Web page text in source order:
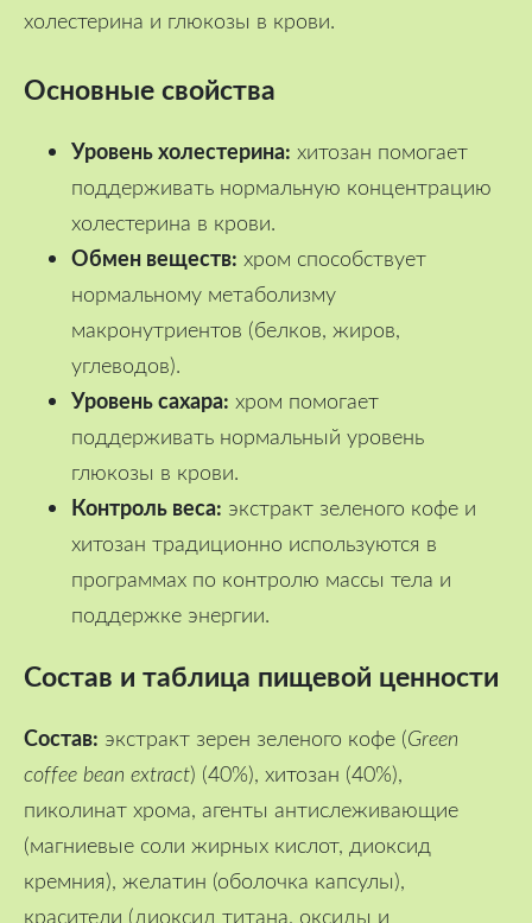
холестерина и глюкозы в крови.
Основные свойства
Уровень холестерина: хитозан помогает
поддерживать нормальную концентрацию
холестерина в крови.
Обмен веществ: хром способствует
нормальному метаболизму
макронутриентов (белков, жиров,
углеводов).
Уровень сахара: хром помогает
поддерживать нормальный уровень
глюкозы в крови.
Контроль веса: экстракт зеленого кофе и
хитозан традиционно используются в
программах по контролю массы тела и
поддержке энергии.
Состав и таблица пищевой ценности
Состав: экстракт зерен зеленого кофе (Green
coffee bean extract) (40%), хитозан (40%),
пиколинат хрома, агенты антислеживающие
(магниевые соли жирных кислот, диоксид
кремния), желатин (оболочка капсулы),
красители (диоксид титана, оксиды и